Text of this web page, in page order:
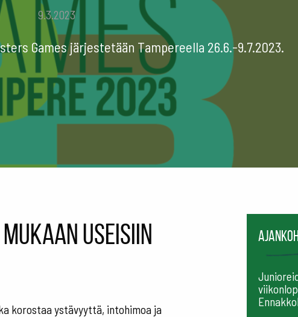
9.3.2023
Games järjestetään Tampereella 26.6.-9.7.2023.
useisiin
korostaa ystävyyttä, intohimoa ja